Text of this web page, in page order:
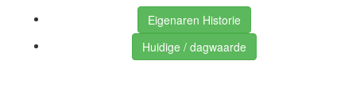
Eigenaren Historie
Huidige / dagwaarde